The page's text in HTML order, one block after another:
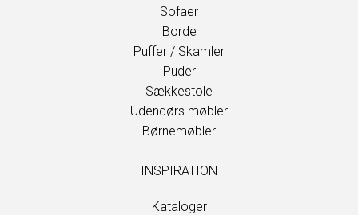
Sofaer
Borde
Puffer / Skamler
Puder
Sækkestole
Udendørs møbler
Børnemøbler
INSPIRATION
Kataloger